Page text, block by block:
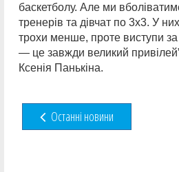
баскетболу. Але ми
тренерів та дівчат по 3х3. У
трохи менше, проте виступи
— це завжди великий
Ксенія Панькіна.
Останні новини